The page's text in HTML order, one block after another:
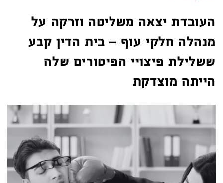
העובדת יצאה משליטה וזרקה על
מנהלה חלקי עוף – בית הדין קבע
ששלילת פיצויי הפיטורים שלה
הייתה מוצדקת